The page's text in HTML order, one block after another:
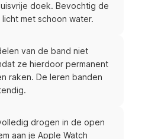
doek. Bevochtig de
met schoon water.
van de band niet
ze hierdoor permanent
raken. De leren banden
drogen in de open
aan je Apple Watch